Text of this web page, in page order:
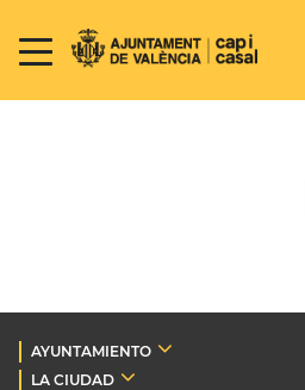
AYUNTAMIENTO
LA CIUDAD